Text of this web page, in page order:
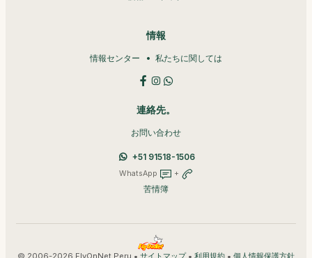
情報
情報センター 私たちに関しては
連絡先。
お問い合わせ
+51 91518-1506
WhatsApp +
苦情簿
© 2006-2026 FlyOnNet Peru • • •